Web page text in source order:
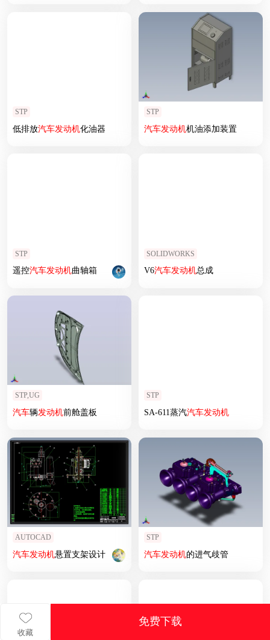
收藏
免费下载
STP
低排放汽车发动机化油器
STP
汽车发动机机油添加装置
STP
遥控汽车发动机曲轴箱
SOLIDWORKS
V6汽车发动机总成
STP,UG
汽车辆发动机前舱盖板
STP
SA-611蒸汽汽车发动机
AUTOCAD
汽车发动机悬置支架设计
STP
汽车发动机的进气歧管